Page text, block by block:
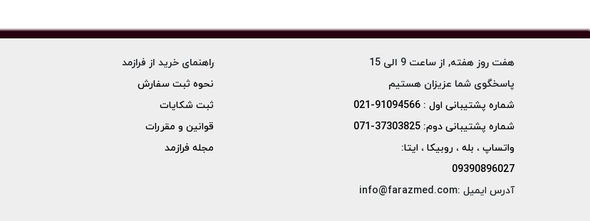
هفت روز هفته, از ساعت 9 الی 15
پاسخگوی شما عزیزان هستیم
شماره پشتیبانی اول : 91094566-021
شماره پشتیبانی دوم: 37303825-071
واتساپ ، بله ، روبیکا ، ایتا:
09390896027
آدرس ایمیل :info@farazmed.com
راهنمای خرید از فرازمد
نحوه ثبت سفارش
ثبت شکایات
قوانین و مقررات
مجله فرازمد